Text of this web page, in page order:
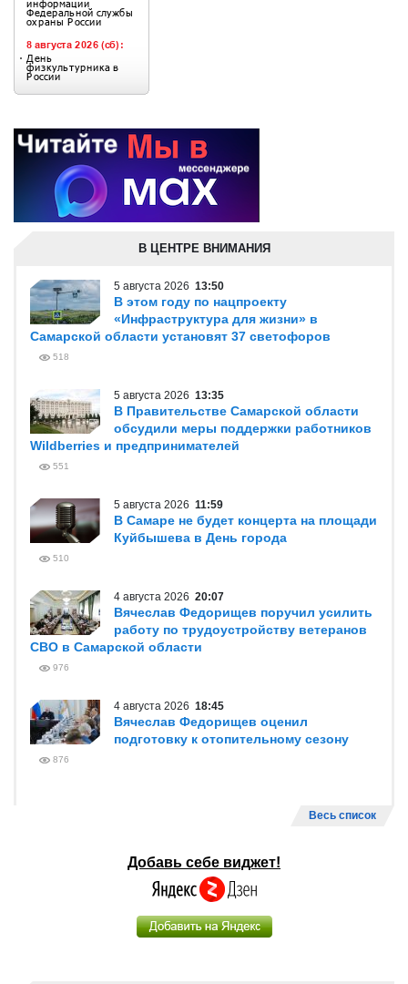
В ЦЕНТРЕ ВНИМАНИЯ
5 августа 2026 13:50
В этом году по нацпроекту
«Инфраструктура для жизни» в
Самарской области установят 37 светофоров
518
5 августа 2026 13:35
В Правительстве Самарской области
обсудили меры поддержки работников
Wildberries и предпринимателей
551
5 августа 2026 11:59
В Самаре не будет концерта на площади
Куйбышева в День города
510
4 августа 2026 20:07
Вячеслав Федорищев поручил усилить
работу по трудоустройству ветеранов
СВО в Самарской области
976
4 августа 2026 18:45
Вячеслав Федорищев оценил
подготовку к отопительному сезону
876
Весь список
Добавь себе виджет!